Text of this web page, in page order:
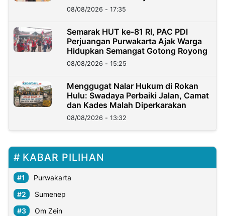
08/08/2026 - 17:35
Semarak HUT ke-81 RI, PAC PDI
Perjuangan Purwakarta Ajak Warga
Hidupkan Semangat Gotong Royong
08/08/2026 - 15:25
Menggugat Nalar Hukum di Rokan
Hulu: Swadaya Perbaiki Jalan, Camat
dan Kades Malah Diperkarakan
08/08/2026 - 13:32
KABAR PILIHAN
Purwakarta
Sumenep
Om Zein